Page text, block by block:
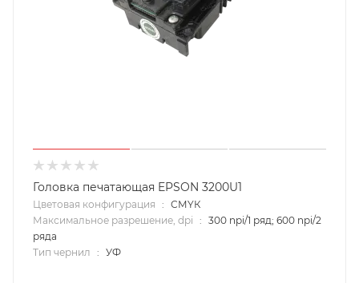
Головка печатающая EPSON 3200U1
Цветовая конфигурация : СМYК
Максимальное разрешение, dpi : 300 npi/1 ряд; 600 npi/2
ряда
Тип чернил : УФ